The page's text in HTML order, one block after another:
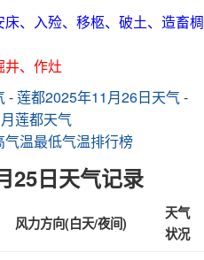
、入殓、移柩、破土、造畜椆
井、作灶
-莲都2025年11月26日天气-
莲都天气
温最低气温排行榜
25日天气记录
风力方向(白天/夜间)
天气
状况